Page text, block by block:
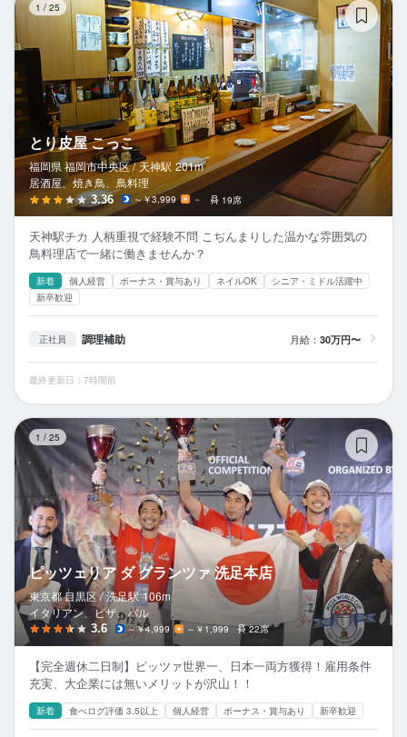
1 / 25
とり皮屋 こっこ
福岡県 福岡市中央区 / 天神駅 201m
居酒屋、焼き鳥、鳥料理
3.36 ～￥3,999 － 19席
天神駅チカ 人柄重視で経験不問 こぢんまりした温かな雰囲気の
鳥料理店で一緒に働きませんか？
新着 個人経営 ボーナス・賞与あり ネイルOK
シニア・ミドル活躍中
新卒歓迎
正社員 調理補助 月給： 30万円〜
最終更新日：7時間前
1 / 25
ピッツェリア ダ グランツァ 洗足本店
東京都 目黒区 / 洗足駅 106m
イタリアン、ピザ、バル
3.6 ～￥4,999 ～￥1,999 22席
【完全週休二日制】ピッツァ世界一、日本一両方獲得！雇用条件
充実、大企業には無いメリットが沢山！！
新着 食べログ評価 3.5以上 個人経営 ボーナス・賞与あり 新卒歓迎